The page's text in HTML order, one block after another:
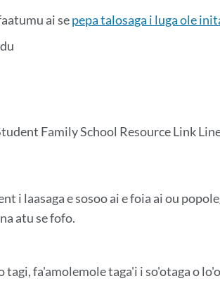
ai sepepa talosaga i luga ole
Family School Resource Link
i laasaga e sosoo ai e foia ai ou
atu se fofo.
tagi, fa'amolemole taga'i i so'otaga o